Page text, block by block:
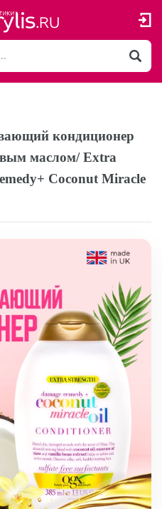
кондиционер
маслом/ Extra
Coconut Miracle